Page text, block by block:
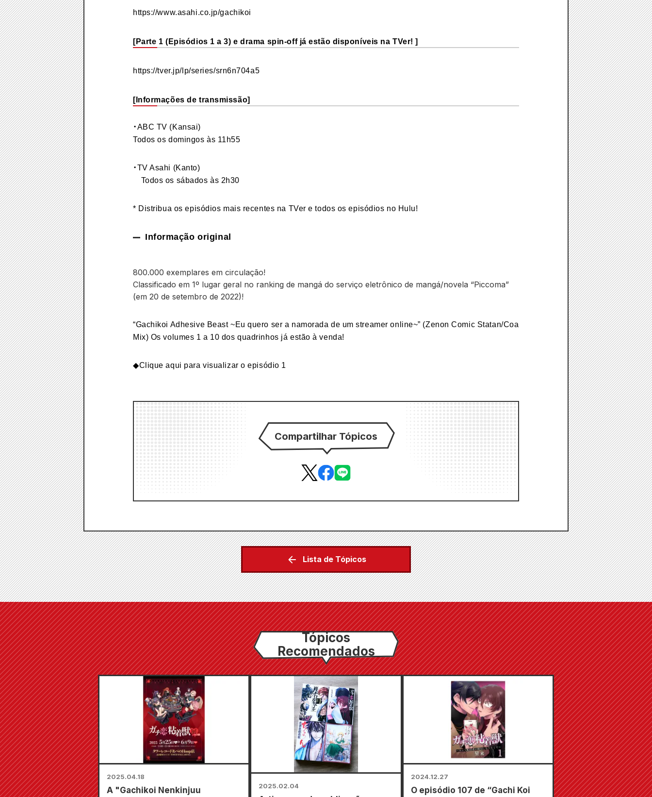
https://www.asahi.co.jp/gachikoi
[Parte 1 (Episódios 1 a 3) e drama spin-off já estão disponíveis na TVer! ]
https://tver.jp/lp/series/srn6n704a5
[Informações de transmissão]
・ABC TV (Kansai)
Todos os domingos às 11h55
・TV Asahi (Kanto)
Todos os sábados às 2h30
* Distribua os episódios mais recentes na TVer e todos os episódios no Hulu!
Informação original
800.000 exemplares em circulação!
Classificado em 1º lugar geral no ranking de mangá do serviço eletrônico de mangá/novela “Piccoma”
(em 20 de setembro de 2022)!
“Gachikoi Adhesive Beast ~Eu quero ser a namorada de um streamer online~” (Zenon Comic Statan/Coa
Mix) Os volumes 1 a 10 dos quadrinhos já estão à venda!
◆Clique aqui para visualizar o episódio 1
Compartilhar Tópicos
Lista de Tópicos
Tópicos
Recomendados
2025.04.18
A "Gachikoi Nenkinjuu
2025.02.04
2024.12.27
O episódio 107 de “Gachi Koi